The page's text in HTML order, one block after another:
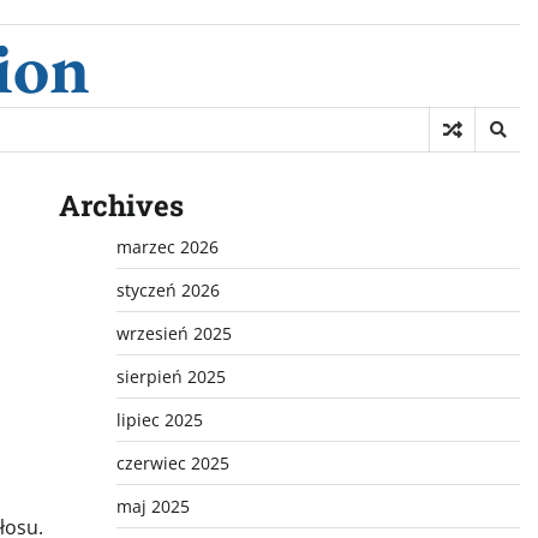
Archives
marzec 2026
styczeń 2026
wrzesień 2025
sierpień 2025
lipiec 2025
czerwiec 2025
maj 2025